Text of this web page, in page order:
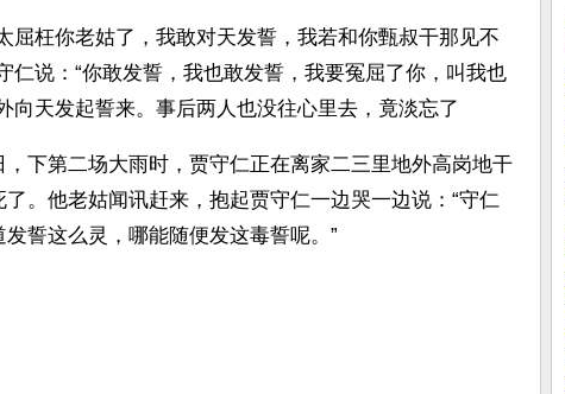
屈枉你老姑了，我敢对天发誓，我若和你甄叔干那见不
仁说：“你敢发誓，我也敢发誓，我要冤屈了你，叫我也
向天发起誓来。事后两人也没往心里去，竟淡忘了
下第二场大雨时，贾守仁正在离家二三里地外高岗地干
。他老姑闻讯赶来，抱起贾守仁一边哭一边说：“守仁
誓这么灵，哪能随便发这毒誓呢。”